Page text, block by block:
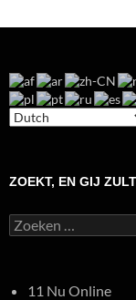
ZOEKT, EN GIJ
Zoeken
naar:
11 Nu Online